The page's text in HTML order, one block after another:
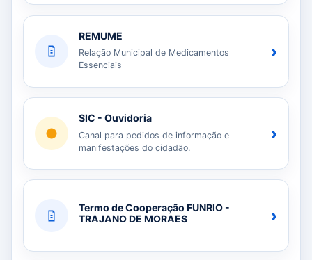
REMUME
Relação Municipal de Medicamentos
Essenciais
›
SIC - Ouvidoria
Canal para pedidos de informação e
manifestações do cidadão.
›
Termo de Cooperação FUNRIO -
TRAJANO DE MORAES
›